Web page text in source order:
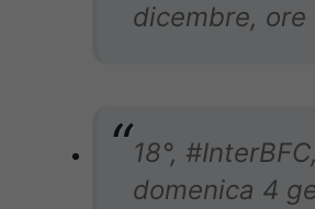
dicembre, ore
18°, #InterBFC,
domenica 4